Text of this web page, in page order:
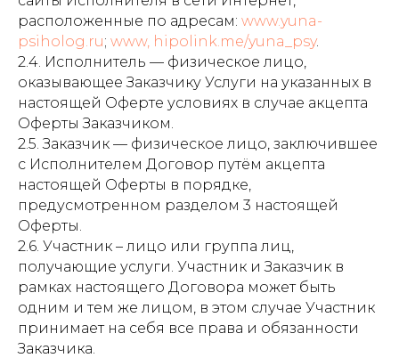
расположенные по адресам: www.yuna-
psiholog.ru; www, hipolink.me/yuna_psy.
2.4. Исполнитель — физическое лицо,
оказывающее Заказчику Услуги на указанных в
настоящей Оферте условиях в случае акцепта
Оферты Заказчиком.
2.5. Заказчик — физическое лицо, заключившее
с Исполнителем Договор путём акцепта
настоящей Оферты в порядке,
предусмотренном разделом 3 настоящей
Оферты.
2.6. Участник – лицо или группа лиц,
получающие услуги. Участник и Заказчик в
рамках настоящего Договора может быть
одним и тем же лицом, в этом случае Участник
принимает на себя все права и обязанности
Заказчика.